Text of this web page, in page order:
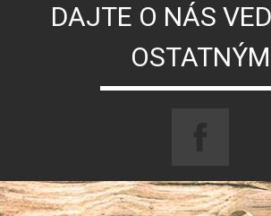
DAJTE O NÁS
OSTATNÝM